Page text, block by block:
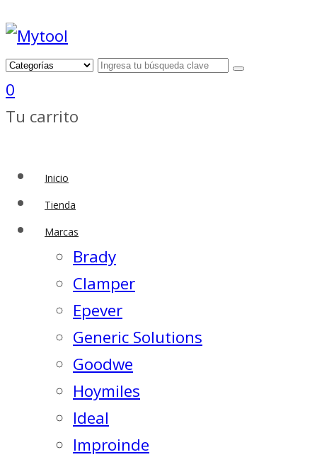
0
Tu carrito
Inicio
Tienda
Marcas
Brady
Clamper
Epever
Generic Solutions
Goodwe
Hoymiles
Ideal
Improinde